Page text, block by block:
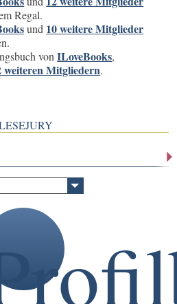
Regal.
und 10 weitere Mitglieder
vonILoveBooks,
weiteren Mitgliedern.